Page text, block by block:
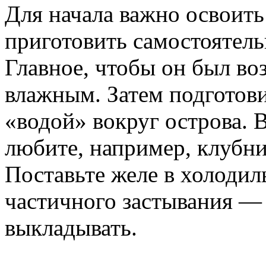
Для начала важно
приготовить
Главное, чтобы он был
влажным. Затем
«водой» вокруг острова.
любите, например,
Поставьте желе в
частичного застывания
выкладывать.